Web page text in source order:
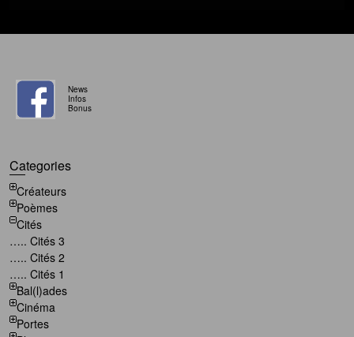
News
Infos
Bonus
Categories
Créateurs
Poèmes
Cités
….. Cités 3
….. Cités 2
….. Cités 1
Bal(l)ades
Cinéma
Portes